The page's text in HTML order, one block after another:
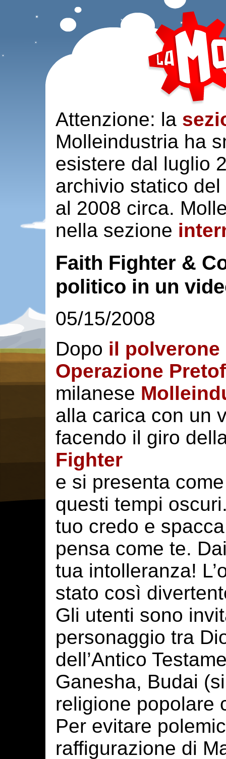
Attenzione: la
Molleindustria ha
esistere dal luglio
archivio statico del
al 2008 circa.
nella sezione
Faith Fighter &
politico in un
05/15/2008
Dopo il
Operazione
milanese
alla carica con un
facendo il giro
Fighter
e si presenta
questi tempi
tuo credo e
pensa come te.
tua intolleranza!
stato così
Gli utenti sono
personaggio tra
dell’Antico
Ganesha, Budai
religione popolare
Per evitare
raffigurazione di